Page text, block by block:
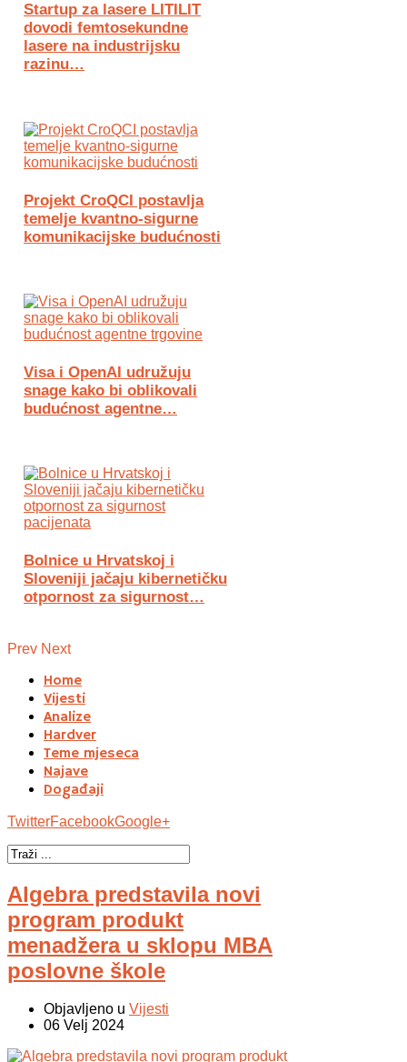
Startup za lasere LITILIT
dovodi femtosekundne
lasere na industrijsku
razinu…
Projekt CroQCI postavlja
temelje kvantno-sigurne
komunikacijske budućnosti
Visa i OpenAI udružuju
snage kako bi oblikovali
budućnost agentne…
Bolnice u Hrvatskoj i
Sloveniji jačaju kibernetičku
otpornost za sigurnost…
Prev Next
Home
Vijesti
Analize
Hardver
Teme mjeseca
Najave
Događaji
TwitterFacebookGoogle+
Algebra predstavila novi
program produkt
menadžera u sklopu MBA
poslovne škole
Objavljeno u Vijesti
06 Velj 2024